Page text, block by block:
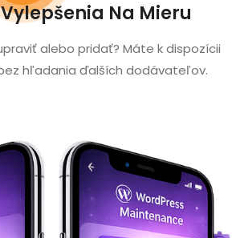
Na Mieru
alebo pridať? Máte k dispozícii
hľadania ďalších dodávateľov.